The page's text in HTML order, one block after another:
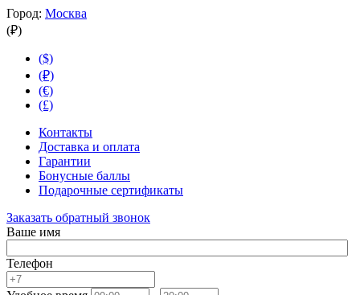
Город: Москва
(₽)
($)
(₽)
(€)
(£)
Контакты
Доставка и оплата
Гарантии
Бонусные баллы
Подарочные сертификаты
Заказать обратный звонок
Ваше имя
Телефон